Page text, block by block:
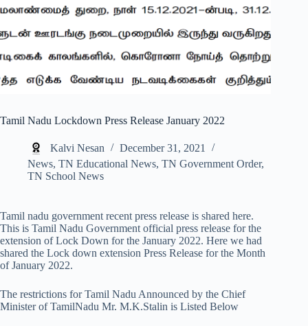
Tamil Nadu Lockdown Press Release January 2022
Kalvi Nesan
December 31, 2021
News, TN Educational News, TN Government Order,
TN School News
Tamil nadu government recent press release is shared here.
This is Tamil Nadu Government official press release for the
extension of Lock Down for the January 2022. Here we had
shared the Lock down extension Press Release for the Month
of January 2022.
The restrictions for Tamil Nadu Announced by the Chief
Minister of TamilNadu Mr. M.K.Stalin is Listed Below